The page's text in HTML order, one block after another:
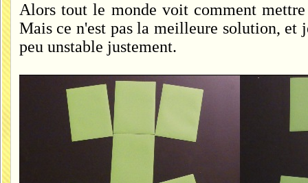
Alors tout le monde voit comment mettre
Mais ce n'est pas la meilleure solution, et
peu unstable justement.